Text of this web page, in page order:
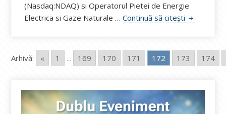
(Nasdaq:NDAQ) si Operatorul Pietei de Energie
Electrica si Gaze Naturale …Continuă să citești Nasdaq și
Arhivă: « 1 ... 169 170 171 172 173 174